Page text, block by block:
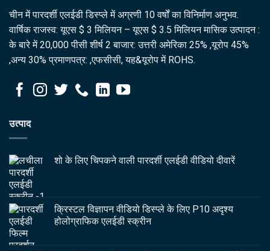
चीन में पारदर्शी एलईडी डिस्प्ले में अग्रणी 10 वर्षों का विनिर्माण अनुभव.
वार्षिक राजस्व: यूएस $ 3 मिलियन – यूएस $ 3.5 मिलियन मासिक उत्पादन :
के बारे में 20,000 पीसी शीर्ष 2 बाजार: उत्तरी अमेरिका 25% ,यूरोप 45%
,अन्य 30% प्रमाणपत्र: ,एफसीसी, यह&यूरोप में ROHS.
उत्पाद
शो के लिए चिपकने वाली पारदर्शी एलईडी वीडियो दीवारें
क्रिस्टल विज्ञापन वीडियो डिस्प्ले के लिए P10 अदृश्य
होलोग्राफिक एलईडी स्क्रीन